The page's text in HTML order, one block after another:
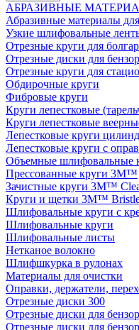
АБРАЗИВНЫЕ
Абразивные материалы
Узкие шлифовальные
Отрезные круги для
Отрезные диски для
Отрезные круги для
Обдирочные круги
Фибровые круги
Круги лепестковые
Круги лепестковые
Лепестковые круги
Лепестковые круги с
Объемные шлифовальные
Прессованные круги 3M™
Зачистные круги 3M™
Круги и щетки 3M™
Шлифовальные круги с
Шлифовальные круги
Шлифовальные листы
Нетканое волокно
Шлифшкурка в рулонах
Материалы для очистки
Оправки, держатели,
Отрезные диски 300
Отрезные диски для
Отрезные диски для